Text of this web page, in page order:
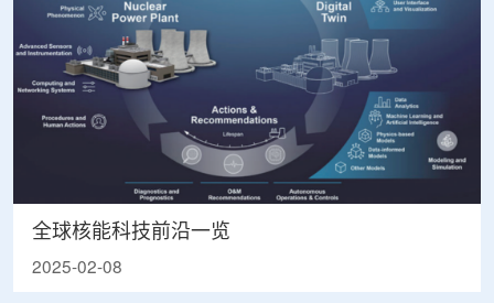
全球核能科技前沿一览
2025-02-08